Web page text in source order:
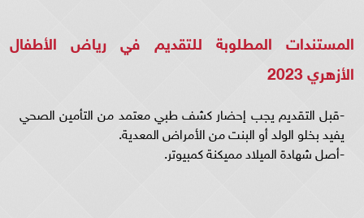
المستندات المطلوبة للتقديم في رياض الأطفال
الأزهري 2023
-قبل التقديم يجب إحضار كشف طبي معتمد من التأمين الصحي
يفيد بخلو الولد أو البنت من الأمراض المعدية.
-أصل شهادة الميلاد مميكنة كمبيوتر.